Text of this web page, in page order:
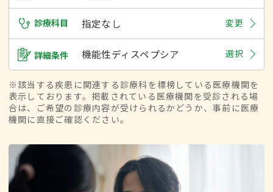
診療科目 指定なし 変更
詳細条件 機能性ディスペプシア 選択
※該当する疾患に関連する診療科を標榜している医療機関を
表示しております。掲載されている医療機関を受診される場
合は、ご希望の診療内容が受けられるかどうか、事前に医療
機関に直接ご確認ください。